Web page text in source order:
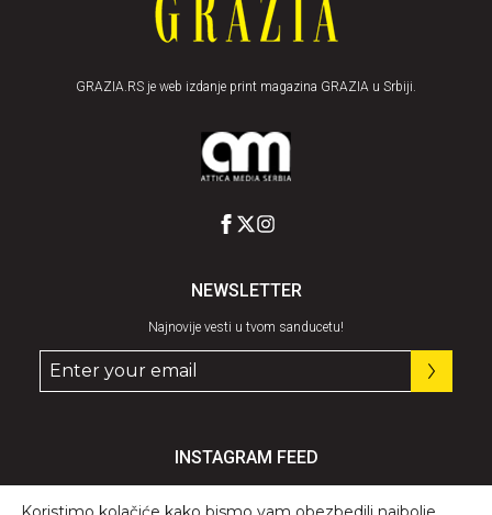
GRAZIA.RS je web izdanje print magazina GRAZIA u Srbiji.
NEWSLETTER
Najnovije vesti u tvom sanducetu!
INSTAGRAM FEED